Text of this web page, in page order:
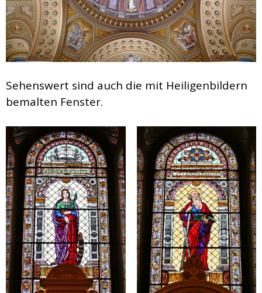
Sehenswert sind auch die mit Heiligenbildern
bemalten Fenster.